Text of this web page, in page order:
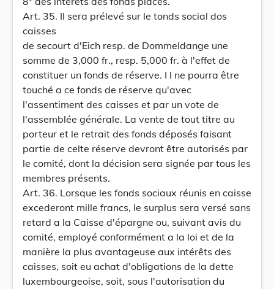
Art. 35. Il sera prélevé sur le tonds social dos
caisses
de secourt d'Eich resp. de Dommeldange une
somme de 3,000 fr., resp. 5,000 fr. à l'effet de
constituer un fonds de réserve. I l ne pourra être
touché a ce fonds de réserve qu'avec
l'assentiment des caisses et par un vote de
l'assemblée générale. La vente de tout titre au
porteur et le retrait des fonds déposés faisant
partie de celte réserve devront être autorisés par
le comité, dont la décision sera signée par tous les
membres présents.
Art. 36. Lorsque les fonds sociaux réunis en caisse
excederont mille francs, le surplus sera versé sans
retard a la Caisse d'épargne ou, suivant avis du
comité, employé conformément a la loi et de la
manière la plus avantageuse aux intérêts des
caisses, soit eu achat d'obligations de la dette
luxembourgeoise, soit, sous l'autorisation du